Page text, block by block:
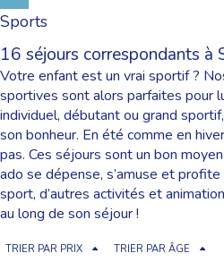
Sports
16 séjours correspondants à
Votre enfant est un vrai sportif ?
sportives sont alors parfaites pour
individuel, débutant ou grand
son bonheur. En été comme en
pas. Ces séjours sont un bon
ado se dépense, s’amuse et
sport, d’autres activités et
au long de son séjour !
TRIER PAR PRIX TRIER PAR ÂGE